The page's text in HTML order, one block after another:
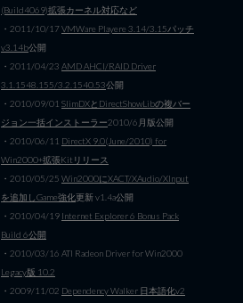
(Build4069)拡張カーネル対応など
・2011/10/17VMWare Playere 3.14/3.15パッチ
v3.14b公開
・2011/04/23 AMD AHCI/RAID Driver
3.1.1548.155/3.2.1540.53公開
・2010/09/01 SlimDXとDirectShowLibの複バー
ジョン一括インストーラー2010/6月版公開
・2010/06/11 DirectX 9.0(June/2010) for
Win2000+拡張Kitリリース
・2010/05/25 Win2000にXACT/XAudio/XInput
を追加しGame強化更新 v1.4a公開
・2010/04/19 Internet Explorer 6 Bonus Pack
Build 6公開
・2010/03/16 ATI Radeon Driver for Win2000
Legacy版 10.2
・2009/11/02 Dependency Walker 日本語化v2